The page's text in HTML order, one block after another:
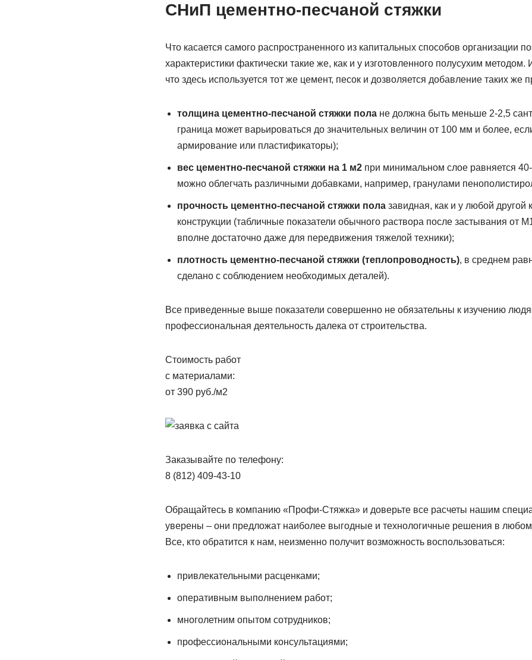
СНиП цементно-песчаной стяжки
Что касается самого распространенного из капитальных способов организации
характеристики фактически такие же, как и у изготовленного полусухим методом.
что здесь используется тот же цемент, песок и дозволяется добавление таких же
толщина цементно-песчаной стяжки полане должна быть меньше 2-2,5
граница может варьироваться до значительных величин от 100 мм и более,
армирование или пластификаторы);
вес цементно-песчаной стяжки на 1 м2при минимальном слое равняется
можно облегчать различными добавками, например, гранулами
прочность цементно-песчаной стяжки полазавидная, как и у любой другой
конструкции (табличные показатели обычного раствора после застывания от
вполне достаточно даже для передвижения тяжелой техники);
плотность цементно-песчаной стяжки (теплопроводность), в среднем
сделано с соблюдением необходимых деталей).
Все приведенные выше показатели совершенно не обязательны к изучению
профессиональная деятельность далека от строительства.
Стоимость работ
с материалами:
от 390 руб./м2
Заказывайте по телефону:
8 (812) 409-43-10
Обращайтесь в компанию «Профи-Стяжка» и доверьте все расчеты нашим
уверены – они предложат наиболее выгодные и технологичные решения в любом
Все, кто обратится к нам, неизменно получит возможность воспользоваться:
привлекательными расценками;
оперативным выполнением работ;
многолетним опытом сотрудников;
профессиональными консультациями;